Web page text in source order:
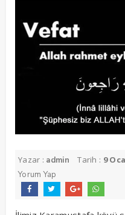
Yazar : admin Tarih : 9
Yorum Yap